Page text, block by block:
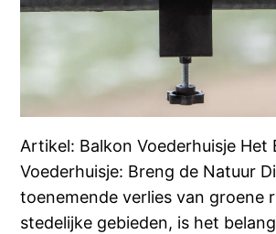
Artikel: Balkon Voederhuisje Het
Voederhuisje: Breng de Natuur
toenemende verlies van groene
stedelijke gebieden, is het